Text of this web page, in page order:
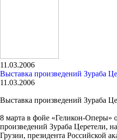
11.03.2006
Выставка произведений Зураба
11.03.2006
Выставка произведений Зураба
8 марта в фойе «Геликон-Оперы»
произведений Зураба Церетели,
Грузии, президента Российской